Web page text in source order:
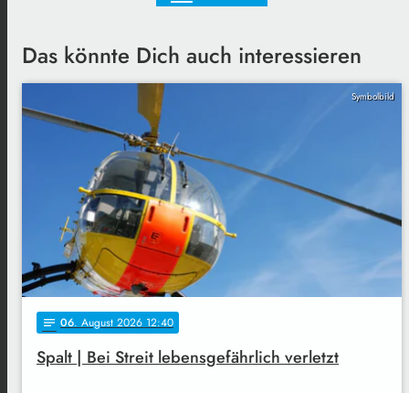
Das könnte Dich auch interessieren
Symbolbild
notes 06. August 2026 12:40
Spalt | Bei Streit lebensgefährlich verletzt